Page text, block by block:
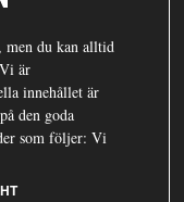
men du kan alltid
är
innehållet är
den goda
som följer: Vi